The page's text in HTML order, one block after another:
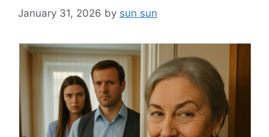
January 31, 2026 by sun sun